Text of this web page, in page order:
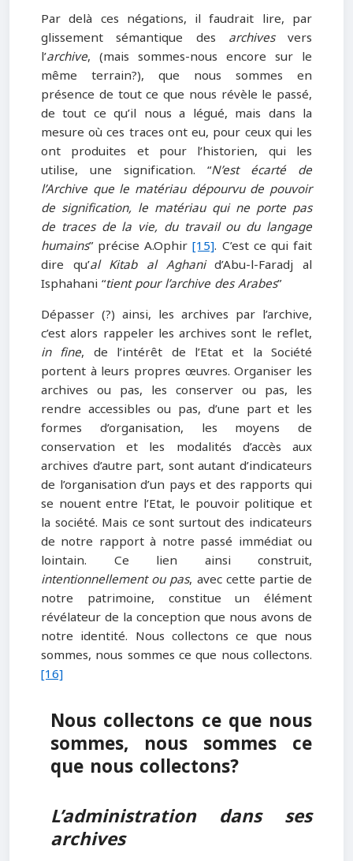
Par delà ces négations, il faudrait lire, par
glissement sémantique des archivesvers
l’archive, (mais sommes-nous encore sur le
même terrain?), que nous sommes en
présence de tout ce que nous révèle le passé,
de tout ce qu’il nous a légué, mais dans la
mesure où ces traces ont eu, pour ceux qui les
ont produites et pour l’historien, qui les
utilise, une signification. “N’est écarté de
l’Archive que le matériau dépourvu de pouvoir
de signification, le matériau qui ne porte pas
de traces de la vie, du travail ou du langage
humains” précise A.Ophir[15]. C’est ce qui fait
dire qu’al Kitab al Aghanid’Abu-l-Faradj al
Isphahani “tient pour l’archive des Arabes”
Dépasser (?) ainsi, les archives par l’archive,
c’est alors rappeler les archives sont le reflet,
in fine, de l’intérêt de l’Etat et la Société
portent à leurs propres œuvres. Organiser les
archives ou pas, les conserver ou pas, les
rendre accessibles ou pas, d’une part et les
formes d’organisation, les moyens de
conservation et les modalités d’accès aux
archives d’autre part, sont autant d’indicateurs
de l’organisation d’un pays et des rapports qui
se nouent entre l’Etat, le pouvoir politique et
la société. Mais ce sont surtout des indicateurs
de notre rapport à notre passé immédiat ou
lointain. Ce lien ainsi construit,
intentionnellement ou pas, avec cette partie de
notre patrimoine, constitue un élément
révélateur de la conception que nous avons de
notre identité. Nous collectons ce que nous
sommes, nous sommes ce que nous collectons.
[16]
Nous collectons ce que nous
sommes, nous sommes ce
que nous collectons?
L’administration dans ses
archives